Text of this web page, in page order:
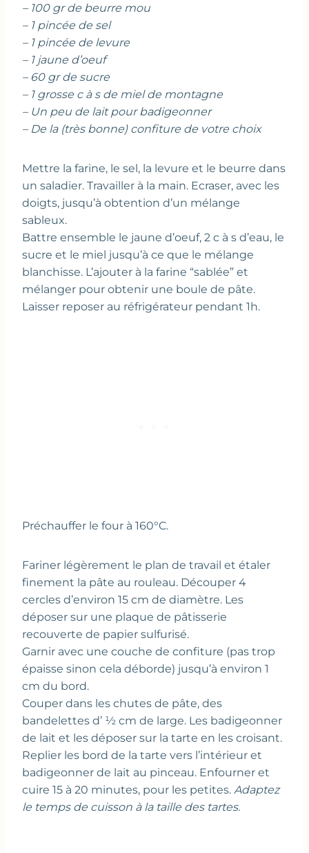
– 100 gr de beurre mou
– 1 pincée de sel
– 1 pincée de levure
– 1 jaune d’oeuf
– 60 gr de sucre
– 1 grosse c à s de miel de montagne
– Un peu de lait pour badigeonner
– De la (très bonne) confiture de votre choix
Mettre la farine, le sel, la levure et le beurre dans
un saladier. Travailler à la main. Ecraser, avec les
doigts, jusqu’à obtention d’un mélange
sableux.
Battre ensemble le jaune d’oeuf, 2 c à s d’eau, le
sucre et le miel jusqu’à ce que le mélange
blanchisse. L’ajouter à la farine “sablée” et
mélanger pour obtenir une boule de pâte.
Laisser reposer au réfrigérateur pendant 1h.
Préchauffer le four à 160°C.
Fariner légèrement le plan de travail et étaler
finement la pâte au rouleau. Découper 4
cercles d’environ 15 cm de diamètre. Les
déposer sur une plaque de pâtisserie
recouverte de papier sulfurisé.
Garnir avec une couche de confiture (pas trop
épaisse sinon cela déborde) jusqu’à environ 1
cm du bord.
Couper dans les chutes de pâte, des
bandelettes d’ ½ cm de large. Les badigeonner
de lait et les déposer sur la tarte en les croisant.
Replier les bord de la tarte vers l’intérieur et
badigeonner de lait au pinceau. Enfourner et
cuire 15 à 20 minutes, pour les petites. Adaptez
le temps de cuisson à la taille des tartes.